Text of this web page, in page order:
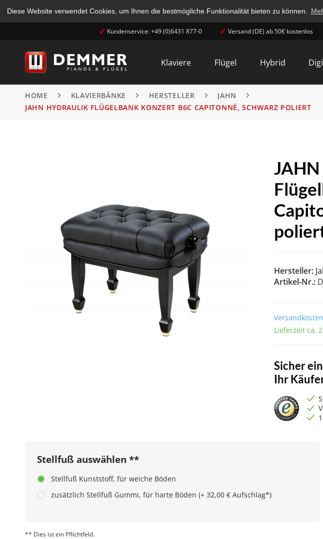
Diese Website verwendet Cookies, um Ihnen die bestmögliche Funktionalität bieten zu können.
Kundenservice: +49 (0)6431 877-0 Versand (DE) ab 50€ kostenlos
Klaviere Flügel Hybrid
HOME KLAVIERBÄNKE HERSTELLER
JAHN
JAHN HYDRAULIK FLÜGELBANK KONZERT B6C CAPITONNÉ, SCHWARZ POLIERT
Hersteller:
Artikel-Nr.:
Lieferzeit ca.
Sicher
Ihr
Stellfuß auswählen **
Stellfuß Kunststoff, für weiche Böden
zusätzlich Stellfuß Gummi, für harte Böden (+ 32,00 € Aufschlag*)
** Dies ist ein Pflichtfeld.